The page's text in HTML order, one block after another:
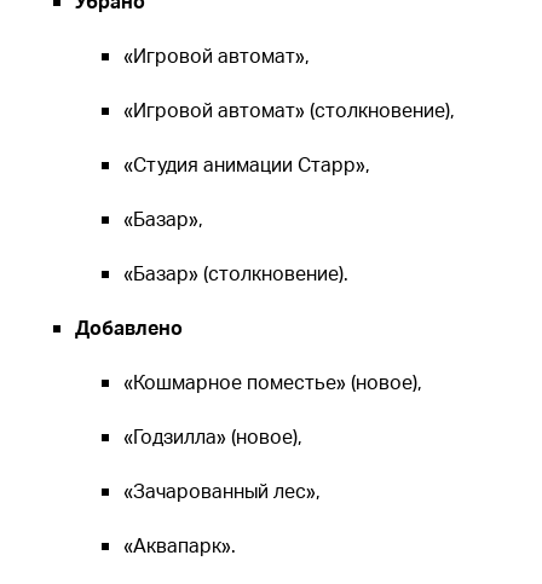
«Игровой автомат»,
«Игровой автомат» (столкновение),
«Студия анимации Старр»,
«Базар»,
«Базар» (столкновение).
Добавлено
«Кошмарное поместье» (новое),
«Годзилла» (новое),
«Зачарованный лес»,
«Аквапарк».